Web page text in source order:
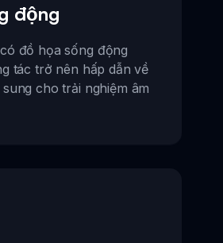
động
đồ họa sống động
tác trở nên hấp dẫn về
cho trải nghiệm âm